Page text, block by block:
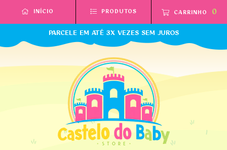
INÍCIO PRODUTOS CARRINHO 0
PARCELE EM ATÉ 3X VEZES SEM JUROS